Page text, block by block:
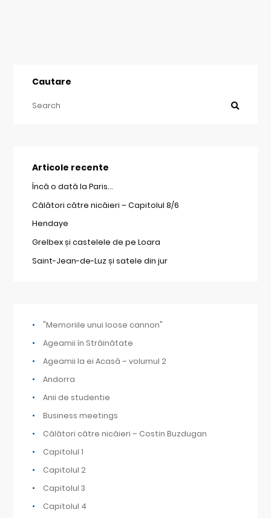
Cautare
Articole recente
Încă o dată la Paris…
Călători către nicăieri – Capitolul 8/6
Hendaye
Grelbex și castelele de pe Loara
Saint-Jean-de-Luz și satele din jur
"Memoriile unui loose cannon"
Ageamii în Străinătate
Ageamii la ei Acasă – volumul 2
Andorra
Anii de studentie
Business meetings
Călători către nicăieri – Costin Buzdugan
Capitolul 1
Capitolul 2
Capitolul 3
Capitolul 4